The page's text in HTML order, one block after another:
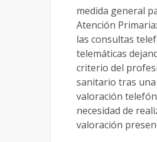
medida general
Atención
las consultas
telemáticas
criterio del
sanitario tras
valoración
necesidad de
valoración